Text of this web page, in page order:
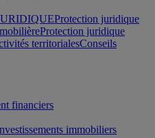
Protection juridique
Protection juridique
territorialesConseils